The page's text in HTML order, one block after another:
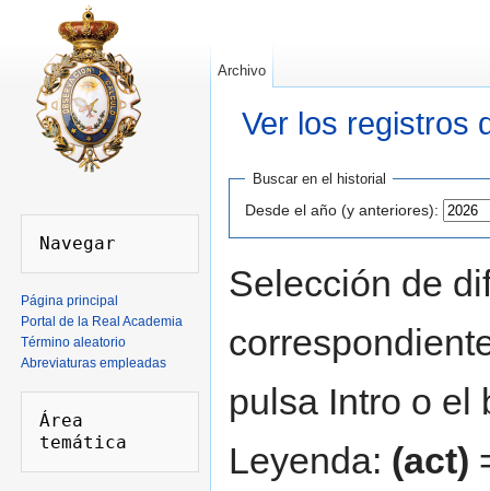
Ver los registros
Buscar en el historial
Desde el año (y anteriores):
Selección de
pulsa Intro o el
Leyenda: (act)
Archivo
Página principal
Portal de la Real Academia
Término aleatorio
Abreviaturas empleadas
Área